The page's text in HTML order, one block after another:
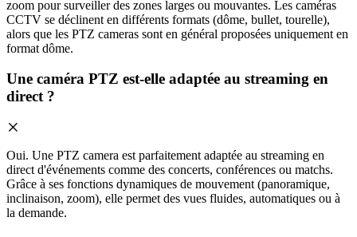
zoom pour surveiller des zones larges ou mouvantes. Les caméras
CCTV se déclinent en différents formats (dôme, bullet, tourelle),
alors que les PTZ cameras sont en général proposées uniquement en
format dôme.
Une caméra PTZ est-elle adaptée au streaming en
direct ?
Oui. Une PTZ camera est parfaitement adaptée au streaming en
direct d'événements comme des concerts, conférences ou matchs.
Grâce à ses fonctions dynamiques de mouvement (panoramique,
inclinaison, zoom), elle permet des vues fluides, automatiques ou à
la demande.